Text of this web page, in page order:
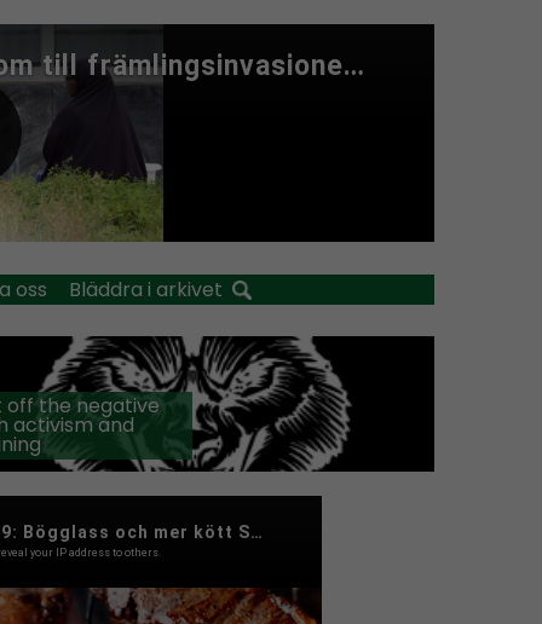
oss Bläddra i arkivet
off the negative
activism and